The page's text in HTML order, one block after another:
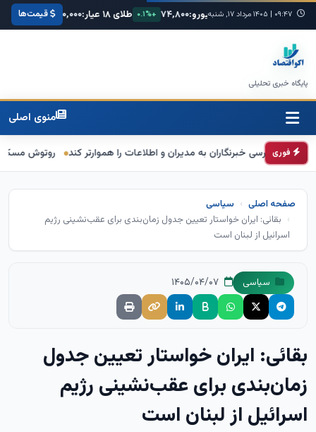
۰۹:۴۷ | ۱۴۰۵ مرداد ۱۷, شنبه ۶۸,۴۲۰ +۰.۳% یورو:۷۴,۸۰۰ +۰.۱% طلای ۱۸ عیار: ۳,۸۵۰,۰۰۰ +۱.۲% سکه
قیمت‌ها
پایگاه خبری تحلیلی
منوی اصلی
فوری
خبرنگاران به مدیران و اطلاعات را هموارتر کند روتوش مسکن دولتی
صفحه اصلی
سیاسی
بقائی: ایران خواستار تعیین جدول زمان‌بندی برای عقب‌نشینی رژیم
اسرائیل از لبنان است
سیاسی
بقائی: ایران خواستار تعیین جدول
زمان‌بندی برای عقب‌نشینی رژیم
اسرائیل از لبنان است